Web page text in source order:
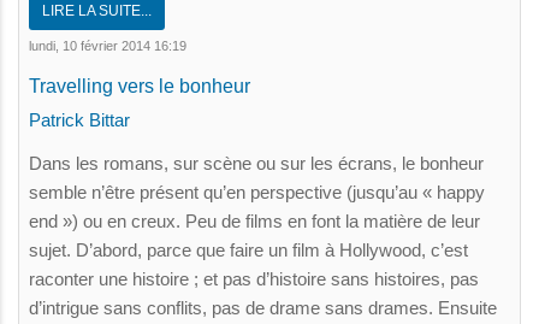
LIRE LA SUITE...
lundi, 10 février 2014 16:19
Travelling vers le bonheur
Patrick Bittar
Dans les romans, sur scène ou sur les écrans, le bonheur
semble n’être présent qu’en perspective (jusqu’au « happy
end ») ou en creux. Peu de films en font la matière de leur
sujet. D’abord, parce que faire un film à Hollywood, c’est
raconter une histoire ; et pas d’histoire sans histoires, pas
d’intrigue sans conflits, pas de drame sans drames. Ensuite